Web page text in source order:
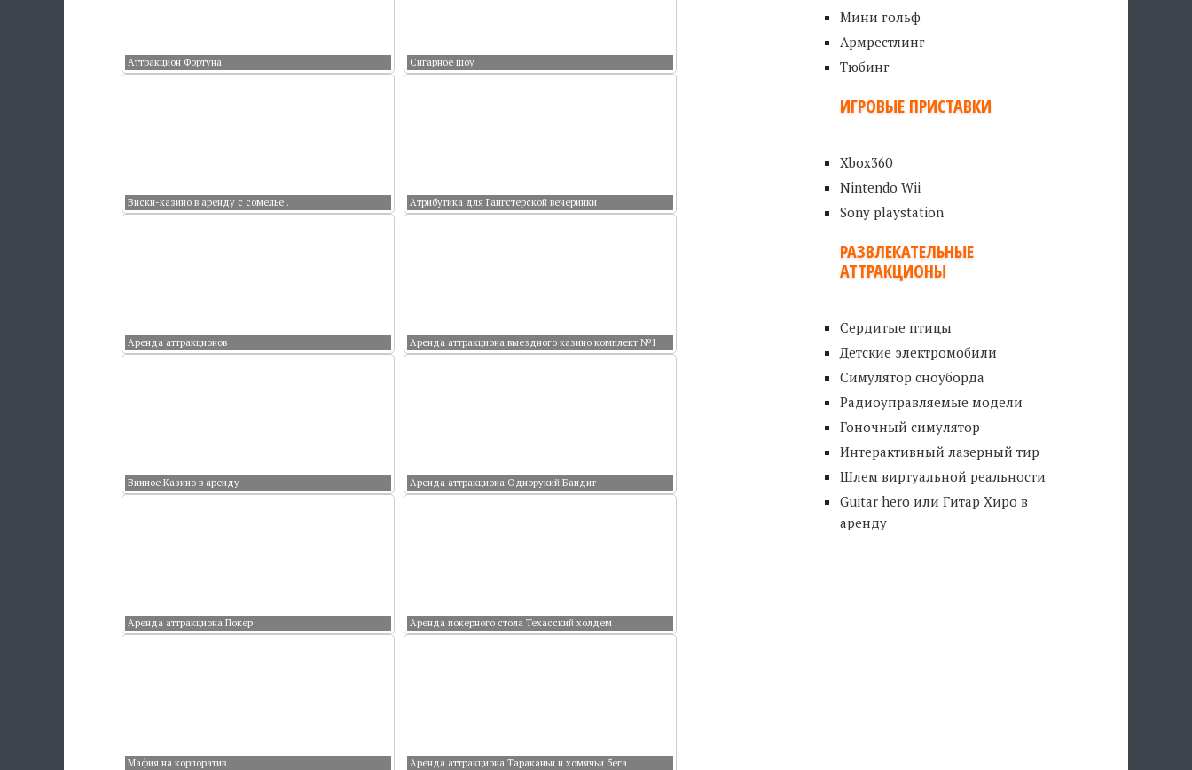
Аттракцион Фортуна Сигарное шоу
Виски-казино в аренду с сомелье . Атрибутика для Гангстерской вечеринки
Аренда аттракционов Аренда аттракциона выездного казино комплект №1
Винное Казино в аренду Аренда аттракциона Однорукий Бандит
Аренда аттракциона Покер Аренда покерного стола Техасский холдем
Мафия на корпоратив Аренда аттракциона Тараканьи и хомячьи бега
Мини гольф
Армрестлинг
Тюбинг
ИГРОВЫЕ ПРИСТАВКИ
Xbox360
Nintendo Wii
Sony playstation
РАЗВЛЕКАТЕЛЬНЫЕ
АТТРАКЦИОНЫ
Сердитые птицы
Детские электромобили
Симулятор сноуборда
Радиоуправляемые модели
Гоночный симулятор
Интерактивный лазерный тир
Шлем виртуальной реальности
Guitar hero или Гитар Хиро в
аренду